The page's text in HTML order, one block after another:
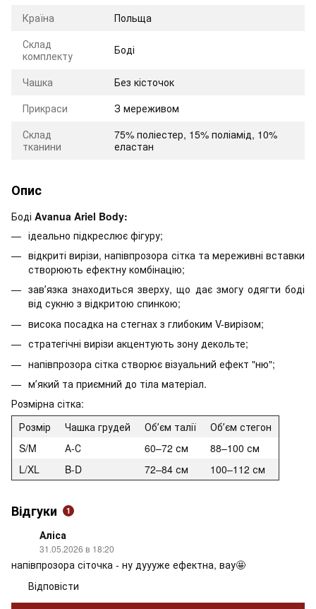
Країна
Польща
Склад
комплекту
Боді
Чашка
Без кісточок
Прикраси
З мереживом
Склад
тканини
75% поліестер, 15% поліамід, 10%
еластан
Опис
Боді Avanua Ariel Body:
ідеально підкреслює фігуру;
відкриті вирізи, напівпрозора сітка та мереживні вставки
створюють ефектну комбінацію;
завʼязка знаходиться зверху, що дає змогу одягти боді
від сукню з відкритою спинкою;
висока посадка на стегнах з глибоким V-вирізом;
стратегічні вирізи акцентують зону декольте;
напівпрозора сітка створює візуальний ефект "ню";
мʼякий та приємний до тіла матеріал.
Розмірна сітка:
Розмір
Чашка грудей Обʼєм талії
Обʼєм стегон
S/M
А-С 60–72 см
88–100 см
L/XL
B-D 72–84 см 100–112 см
Відгуки 1
Аліса
31.05.2026 в 18:20
напівпрозора сіточка - ну дуууже ефектна, вау🤩
Відповісти